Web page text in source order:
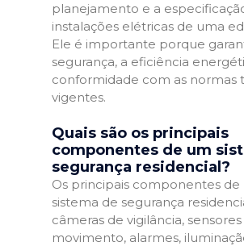
planejamento e a
instalações elétricas de uma
Ele é importante porque
segurança, a eficiência
conformidade com as normas
vigentes.
Quais são os principais
componentes de um
segurança residencial?
Os principais componentes de
sistema de segurança
câmeras de vigilância,
movimento, alarmes,